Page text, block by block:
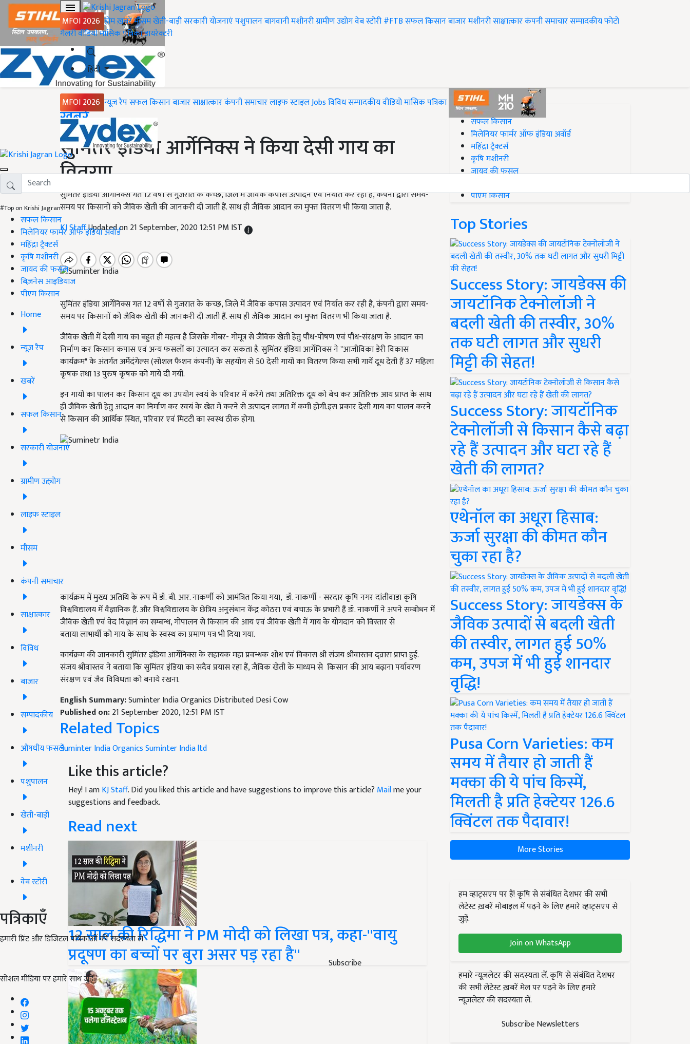
MFOI 2026 होमख़बरेंमौसमखेती-बाड़ीसरकारी योजनाएंपशुपालनबागवानीमशीनरीग्रामीण उद्योगवेब स्टोरी#FTBसफल किसानबाजारमशीनरीसाक्षात्कारकंपनी समाचारसम्पादकीयफोटो
गैलरीवीडियोमासिक पत्रिकाडायरेक्टरी
हिंदी
MFOI 2026 न्यूज़ रैपसफल किसानबाजारसाक्षात्कारकंपनी समाचारलाइफ स्टाइलJobsविविधसम्पादकीयवीडियोमासिक पत्रिका
#Top on Krishi Jagran
सफल किसान
मिलेनियर फार्मर ऑफ इंडिया अवॉर्ड
महिंद्रा ट्रैक्टर्स
कृषि मशीनरी
जायद की फसल
बिज़नेस आइडियाज
पीएम किसान
Home
न्यूज़ रैप
खबरें
सफल किसान
सरकारी योजनाएं
ग्रामीण उद्द्योग
लाइफ स्टाइल
मौसम
कंपनी समाचार
साक्षात्कार
विविध
बाजार
सम्पादकीय
औषधीय फसलें
पशुपालन
खेती-बाड़ी
मशीनरी
वेब स्टोरी
पत्रिकाएँ
हमारी प्रिंट और डिजिटल पत्रिकाओं की सदस्यता लें
Subscribe
सोशल मीडिया पर हमारे साथ जुड़ें:
Home
ख़बरें
सुमिंतर इंडिया आर्गेनिक्स ने किया देसी गाय का
वितरण
सुमिंतर इंडिया आर्गेनिक्स गत 12 वर्षों से गुजरात के कच्छ, जिले में जैविक कपास उत्पादन एवं निर्यात कर रही है, कंपनी द्वारा समय-
समय पर किसानों को जैविक खेती की जानकरी दी जाती हैं. साथ ही जैविक आदान का मुफ्त वितरण भी किया जाता है.
KJ StaffUpdated on 21 September, 2020 12:51 PM IST
सुमिंतर इंडिया आर्गेनिक्स गत 12 वर्षों से गुजरात के कच्छ, जिले में जैविक कपास उत्पादन एवं निर्यात कर रही है, कंपनी द्वारा समय-
समय पर किसानों को जैविक खेती की जानकरी दी जाती हैं. साथ ही जैविक आदान का मुफ्त वितरण भी किया जाता है.
जैविक खेती में देसी गाय का बहुत ही महत्व है जिसके गोबर- गोमूत्र से जैविक खेती हेतु पौध-पोषण एवं पौध-संरक्षण के आदान का
निर्माण कर किसान कपास एवं अन्य फसलों का उत्पादन कर सकता है. सुमिंतर इंडिया आर्गेनिक्स ने "आजीविका डेरी विकास
कार्यक्रम" के अंतर्गत अर्मेदंगेल्स (सोशल फैशन कंपनी) के सहयोग से 50 देसी गायों का वितरण किया सभी गायें दूध देती हैं 37 महिला
कृषक तथा 13 पुरुष कृषक को गायें दी गयी.
इन गायों का पालन कर किसान दूध का उपयोग स्वयं के परिवार में करेंगे तथा अतिरिक्त दूध को बेच कर अतिरिक्त आय प्राप्त के साथ
ही जैविक खेती हेतु आदान का निर्माण कर स्वयं के खेत में करने से उत्पादन लागत में कमी होगी.इस प्रकार देसी गाय का पालन करने
से किसान की आर्थिक स्थित, परिवार एवं मिटटी का स्वस्थ ठीक होगा.
कार्यक्रम में मुख्य अतिथि के रूप में डॉ. बी. आर. नाकर्णी को आमंत्रित किया गया, डॉ. नाकर्णी - सरदार कृषि नगर दांतीवाडा कृषि
विश्वविद्यालय में वैज्ञानिक हैं. और विश्वविद्यालय के छेत्रिय अनुसंधान केंद्र कोठरा एवं बचाऊ के प्रभारी हैं डॉ. नाकर्णी ने अपने सम्बोधन में
जैविक खेती एवं वेद विज्ञानं का सम्बन्ध, गोपालन से किसान की आय एवं जैविक खेती में गाय के योगदान को विस्तार से
बताया लाभार्थी को गाय के साथ के स्वस्थ का प्रमाण पत्र भी दिया गया.
कार्यक्रम की जानकारी सुमिंतर इंडिया आर्गेनिक्स के सहायक महा प्रवन्धक शोध एवं विकास श्री संजय श्रीवास्तव द्व्रारा प्राप्त हुई.
संजय श्रीवास्तव ने बताया कि सुमिंतर इंडिया का सदैव प्रयास रहा हैं, जैविक खेती के माध्यम से किसान की आय बढ़ाना पर्यावरण
संरक्षण एवं जैव विविधता को बनाये रखना.
English Summary:Suminter India Organics Distributed Desi Cow
Published on:21 September 2020, 12:51 PM IST
Related Topics
Suminter India OrganicsSuminter India ltd
Like this article?
Hey! I amKJ Staff. Did you liked this article and have suggestions to improve this article? Mailme your
suggestions and feedback.
Read next
12 साल की रिद्धिमा ने PM मोदी को लिखा पत्र, कहा-''वायु
प्रदूषण का बच्चों पर बुरा असर पड़ रहा है''
#Top on Krishi Jagran
सफल किसान
मिलेनियर फार्मर ऑफ इंडिया अवॉर्ड
महिंद्रा ट्रैक्टर्स
कृषि मशीनरी
जायद की फसल
पीएम किसान
Top Stories
Success Story: जायडेक्स की
जायटॉनिक टेक्नोलॉजी ने
बदली खेती की तस्वीर, 30%
तक घटी लागत और सुधरी
मिट्टी की सेहत!
Success Story: जायटॉनिक
टेक्नोलॉजी से किसान कैसे बढ़ा
रहे हैं उत्पादन और घटा रहे हैं
खेती की लागत?
एथेनॉल का अधूरा हिसाब:
ऊर्जा सुरक्षा की कीमत कौन
चुका रहा है?
Success Story: जायडेक्स के
जैविक उत्पादों से बदली खेती
की तस्वीर, लागत हुई 50%
कम, उपज में भी हुई शानदार
वृद्धि!
Pusa Corn Varieties: कम
समय में तैयार हो जाती हैं
मक्का की ये पांच किस्में,
मिलती है प्रति हेक्टेयर 126.6
क्विंटल तक पैदावार!
More Stories
हम व्हाट्सएप पर हैं! कृषि से संबंधित देशभर की सभी
लेटेस्ट ख़बरें मोबाइल में पढ़ने के लिए हमारे व्हाट्सएप से
जुड़ें.
Join on WhatsApp
हमारे न्यूज़लेटर की सदस्यता लें. कृषि से संबंधित देशभर
की सभी लेटेस्ट ख़बरें मेल पर पढ़ने के लिए हमारे
न्यूज़लेटर की सदस्यता लें.
Subscribe Newsletters